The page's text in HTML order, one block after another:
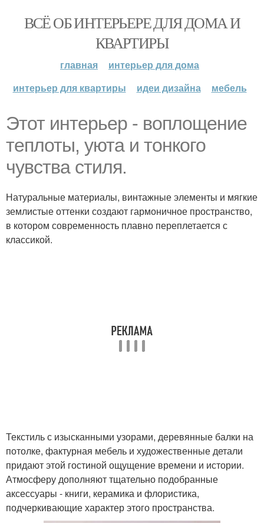
ВСЁ ОБ ИНТЕРЬЕРЕ ДЛЯ ДОМА И
КВАРТИРЫ
главная
интерьер для дома
интерьер для квартиры
идеи дизайна мебель
Этот интерьер - воплощение
теплоты, уюта и тонкого
чувства стиля.
Натуральные материалы, винтажные элементы и мягкие
землистые оттенки создают гармоничное пространство,
в котором современность плавно переплетается с
классикой.
Текстиль с изысканными узорами, деревянные балки на
потолке, фактурная мебель и художественные детали
придают этой гостиной ощущение времени и истории.
Атмосферу дополняют тщательно подобранные
аксессуары - книги, керамика и флористика,
подчеркивающие характер этого пространства.